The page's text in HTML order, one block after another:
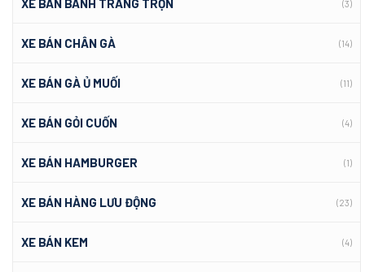
XE BÁN BÁNH TRÁNG TRỘN (3)
XE BÁN CHÂN GÀ (14)
XE BÁN GÀ Ủ MUỐI (11)
XE BÁN GỎI CUỐN (4)
XE BÁN HAMBURGER (1)
XE BÁN HÀNG LƯU ĐỘNG (23)
XE BÁN KEM (4)